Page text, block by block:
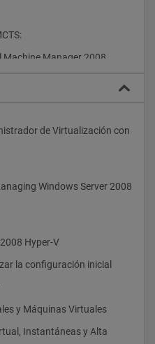
Manager 2008,
de Microsoft 70-669
Virtualization
Virtualization
plataforma dinámica y
Windows Server 2008
Hyper-V
la configuración inicial
y Máquinas Virtuales
Instantáneas y Alta